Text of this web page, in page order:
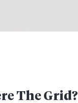
The Grid?